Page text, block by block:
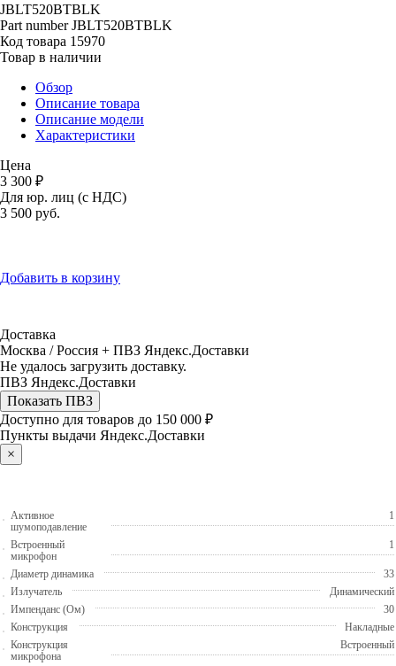
JBLT520BTBLK
Part number JBLT520BTBLK
Код товара 15970
Товар в наличии
Обзор
Описание товара
Описание модели
Характеристики
Цена
3 300 ₽
Для юр. лиц (с НДС)
3 500 руб.
Добавить в корзину
Доставка
Москва / Россия + ПВЗ Яндекс.Доставки
Не удалось загрузить доставку.
ПВЗ Яндекс.Доставки
Показать ПВЗ
Доступно для товаров до 150 000 ₽
Пункты выдачи Яндекс.Доставки
×
Активное
шумоподавление
1
Встроенный
микрофон
1
Диаметр динамика
33
Излучатель
Динамический
Импенданс (Ом)
30
Конструкция
Накладные
Конструкция
микрофона
Встроенный